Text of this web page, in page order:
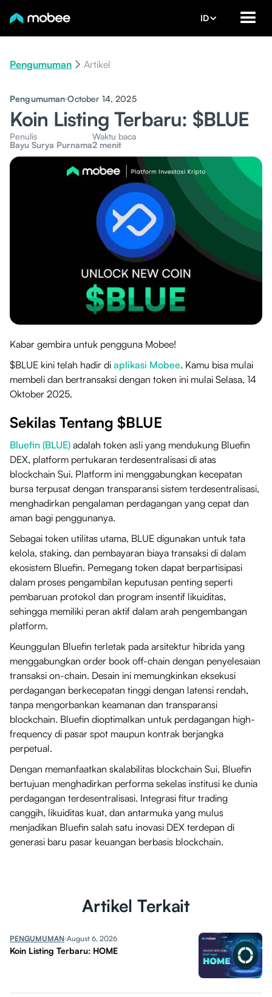
ID
Pengumuman Artikel
Pengumuman October 14, 2025
Koin Listing Terbaru: $BLUE
Penulis
Bayu Surya Purnama
Waktu baca
2 menit
Kabar gembira untuk pengguna Mobee!
$BLUE kini telah hadir di aplikasi Mobee. Kamu bisa mulai
membeli dan bertransaksi dengan token ini mulai Selasa, 14
Oktober 2025.
Sekilas Tentang $BLUE
Bluefin (BLUE) adalah token asli yang mendukung Bluefin
DEX, platform pertukaran terdesentralisasi di atas
blockchain Sui. Platform ini menggabungkan kecepatan
bursa terpusat dengan transparansi sistem terdesentralisasi,
menghadirkan pengalaman perdagangan yang cepat dan
aman bagi penggunanya.
Sebagai token utilitas utama, BLUE digunakan untuk tata
kelola, staking, dan pembayaran biaya transaksi di dalam
ekosistem Bluefin. Pemegang token dapat berpartisipasi
dalam proses pengambilan keputusan penting seperti
pembaruan protokol dan program insentif likuiditas,
sehingga memiliki peran aktif dalam arah pengembangan
platform.
Keunggulan Bluefin terletak pada arsitektur hibrida yang
menggabungkan order book off-chain dengan penyelesaian
transaksi on-chain. Desain ini memungkinkan eksekusi
perdagangan berkecepatan tinggi dengan latensi rendah,
tanpa mengorbankan keamanan dan transparansi
blockchain. Bluefin dioptimalkan untuk perdagangan high-
frequency di pasar spot maupun kontrak berjangka
perpetual.
Dengan memanfaatkan skalabilitas blockchain Sui, Bluefin
bertujuan menghadirkan performa sekelas institusi ke dunia
perdagangan terdesentralisasi. Integrasi fitur trading
canggih, likuiditas kuat, dan antarmuka yang mulus
menjadikan Bluefin salah satu inovasi DEX terdepan di
generasi baru pasar keuangan berbasis blockchain.
Artikel Terkait
PENGUMUMAN August 6, 2026
Koin Listing Terbaru: HOME